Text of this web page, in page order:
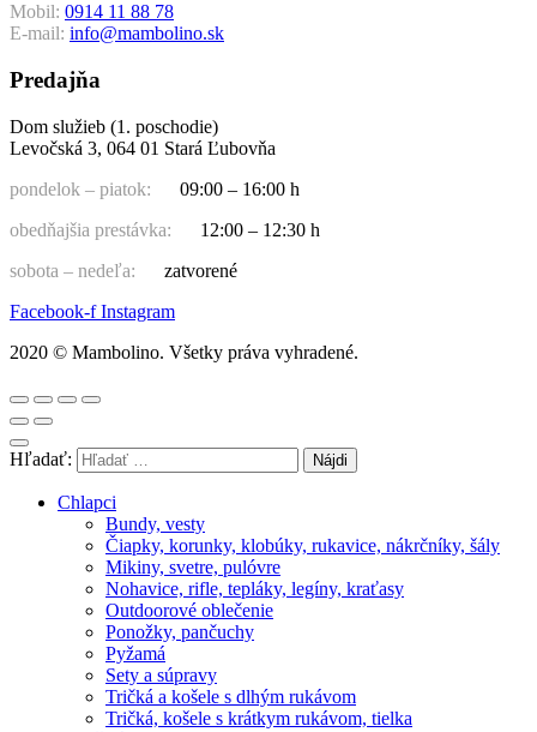
Mobil: 0914 11 88 78
E-mail: info@mambolino.sk
Predajňa
Dom služieb (1. poschodie)
Levočská 3, 064 01 Stará Ľubovňa
pondelok – piatok:
09:00 – 16:00 h
obedňajšia prestávka:
12:00 – 12:30 h
sobota – nedeľa:
zatvorené
Facebook-f Instagram
2020 © Mambolino. Všetky práva vyhradené.
Hľadať:
Chlapci
Bundy, vesty
Čiapky, korunky, klobúky, rukavice, nákrčníky, šály
Mikiny, svetre, pulóvre
Nohavice, rifle, tepláky, legíny, kraťasy
Outdoorové oblečenie
Ponožky, pančuchy
Pyžamá
Sety a súpravy
Tričká a košele s dlhým rukávom
Tričká, košele s krátkym rukávom, tielka